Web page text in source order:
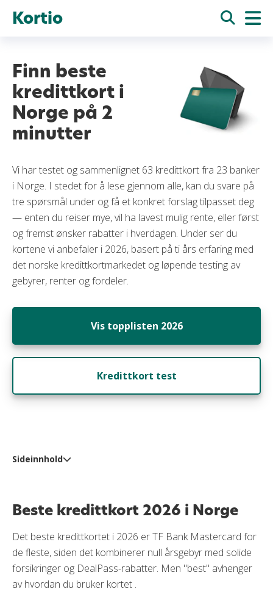
Kortio
Finn beste
kredittkort i
Norge på 2
minutter
Vi har testet og sammenlignet 63 kredittkort fra 23 banker
i Norge. I stedet for å lese gjennom alle, kan du svare på
tre spørsmål under og få et konkret forslag tilpasset deg
— enten du reiser mye, vil ha lavest mulig rente, eller først
og fremst ønsker rabatter i hverdagen. Under ser du
kortene vi anbefaler i 2026, basert på ti års erfaring med
det norske kredittkortmarkedet og løpende testing av
gebyrer, renter og fordeler.
Vis topplisten 2026
Kredittkort test
Sideinnhold
Anbefalte kredittkortkategorier
De siste spørsmålene fra våre besøkende
Hva er et kredittkort?
Debetkort eller kredittkort — hva passer deg?
Beste kredittkort 2026 i Norge
Det beste kredittkortet i 2026 er TF Bank Mastercard for
de fleste, siden det kombinerer null årsgebyr med solide
forsikringer og DealPass-rabatter. Men "best" avhenger
av hvordan du bruker kortet .